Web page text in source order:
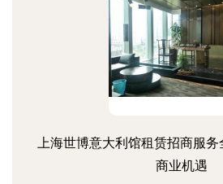
上海世博意大利馆租赁招商服
商业机遇